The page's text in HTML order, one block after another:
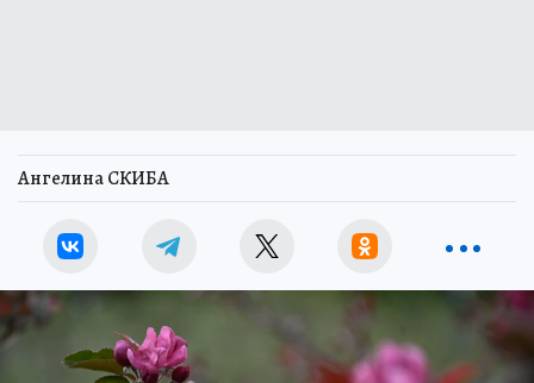
Ангелина СКИБА